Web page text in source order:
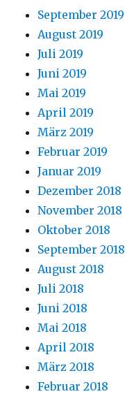
September 2019
August 2019
Juli 2019
Juni 2019
Mai 2019
April 2019
März 2019
Februar 2019
Januar 2019
Dezember 2018
November 2018
Oktober 2018
September 2018
August 2018
Juli 2018
Juni 2018
Mai 2018
April 2018
März 2018
Februar 2018